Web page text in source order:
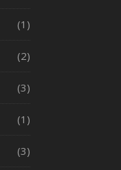
(1)
(2)
(3)
(1)
(3)